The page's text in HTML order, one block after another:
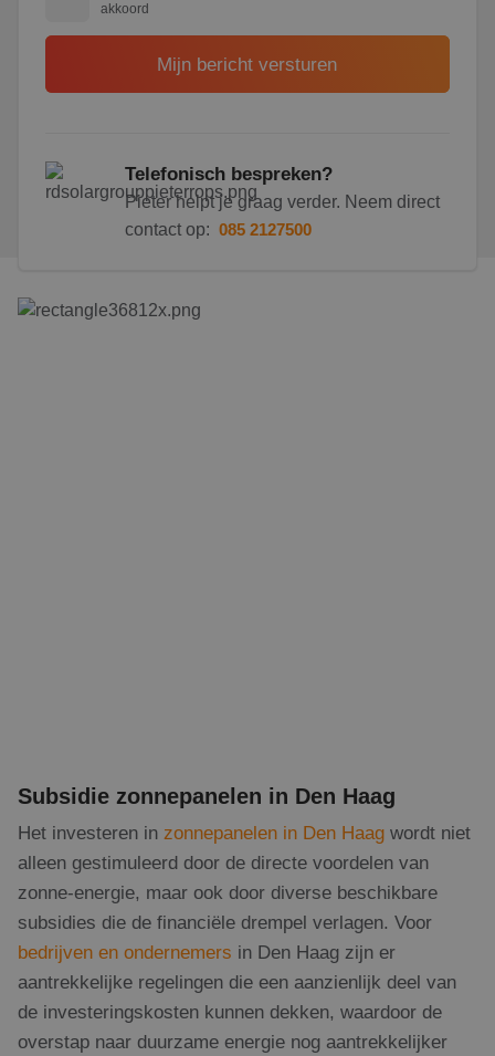
akkoord
Telefonisch bespreken?
Pieter helpt je graag verder. Neem direct
contact op: 085 2127500
Subsidie zonnepanelen in Den Haag
Het investeren in zonnepanelen in Den Haag wordt niet
alleen gestimuleerd door de directe voordelen van
zonne-energie, maar ook door diverse beschikbare
subsidies die de financiële drempel verlagen. Voor
bedrijven en ondernemers in Den Haag zijn er
aantrekkelijke regelingen die een aanzienlijk deel van
de investeringskosten kunnen dekken, waardoor de
overstap naar duurzame energie nog aantrekkelijker